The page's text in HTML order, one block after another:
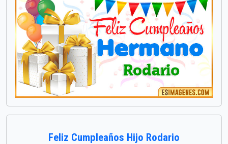
Feliz Cumpleaños Hijo Rodario